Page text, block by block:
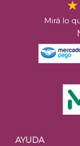
Mirá lo
AYUDA